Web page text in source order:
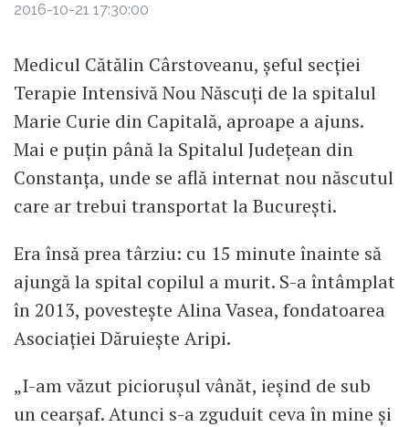
2016-10-21 17:30:00
Medicul Cătălin Cârstoveanu, șeful secției
Terapie Intensivă Nou Născuți de la spitalul
Marie Curie din Capitală, aproape a ajuns.
Mai e puțin până la Spitalul Județean din
Constanța, unde se află internat nou născutul
care ar trebui transportat la București.
Era însă prea târziu: cu 15 minute înainte să
ajungă la spital copilul a murit. S-a întâmplat
în 2013, povestește Alina Vasea, fondatoarea
Asociației Dăruiește Aripi.
„I-am văzut piciorușul vânăt, ieșind de sub
un cearșaf. Atunci s-a zguduit ceva în mine și